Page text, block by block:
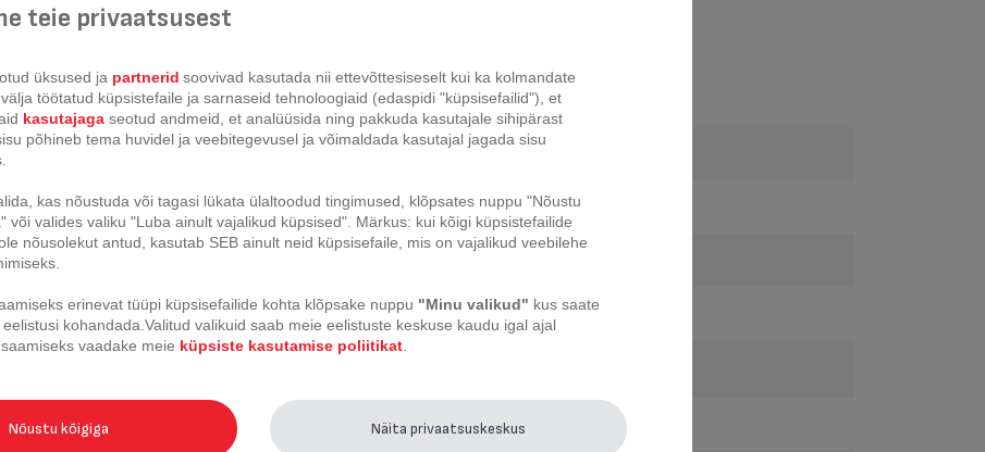
viimistlus Mittenakkuv pinnakate
Peegliefektiga roostevaba teras
Kõik, v.a käepidemed
Eemaldatav
teie privaatsusest
üksused ja partnerid soovivad kasutada nii ettevõttesiseselt kui ka kolmandate
töötatud küpsistefaile ja sarnaseid tehnoloogiaid (edaspidi "küpsisefailid"), et
kasutajaga seotud andmeid, et analüüsida ning pakkuda kasutajale sihipärast
põhineb tema huvidel ja veebitegevusel ja võimaldada kasutajal jagada sisu
kas nõustuda või tagasi lükata ülaltoodud tingimused, klõpsates nuppu "Nõustu
või valides valiku "Luba ainult vajalikud küpsised". Märkus: kui kõigi küpsistefailide
nõusolekut antud, kasutab SEB ainult neid küpsisefaile, mis on vajalikud veebilehe
erinevat tüüpi küpsisefailide kohta klõpsake nuppu "Minu valikud" kus saate
kohandada. Valitud valikuid saab meie eelistuste keskuse kaudu igal ajal
vaadake meie küpsiste kasutamise poliitikat
Nõustu kõigiga Näita privaatsuskeskus